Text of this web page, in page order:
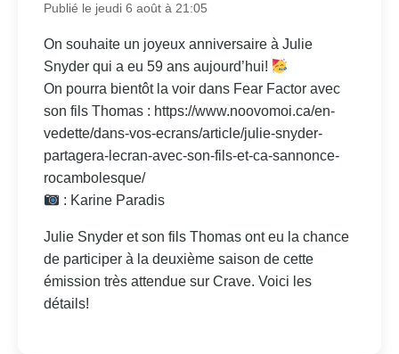
Publié le jeudi 6 août à 21:05
On souhaite un joyeux anniversaire à Julie
Snyder qui a eu 59 ans aujourd’hui!
On pourra bientôt la voir dans Fear Factor avec
son fils Thomas : https://www.noovomoi.ca/en-
vedette/dans-vos-ecrans/article/julie-snyder-
partagera-lecran-avec-son-fils-et-ca-sannonce-
rocambolesque/
: Karine Paradis
Julie Snyder et son fils Thomas ont eu la chance
de participer à la deuxième saison de cette
émission très attendue sur Crave. Voici les
détails!